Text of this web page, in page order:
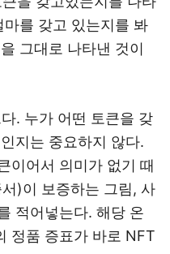
를 갖고 있는지를 봐
그대로 나타낸 것이
. 누가 어떤 토큰을 갖
지는 중요하지 않다.
이어서 의미가 없기 때
)이 보증하는 그림, 사
적어넣는다. 해당 온
정품 증표가 바로 NFT